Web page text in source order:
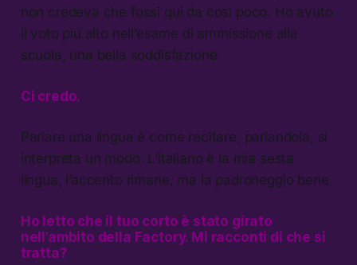
non credeva che fossi qui da così poco. Ho avuto
il voto più alto nell’esame di ammissione alla
scuola, una bella soddisfazione.
Ci credo.
Parlare una lingua è come recitare, parlandola, si
interpreta un modo. L’italiano è la mia sesta
lingua, l’accento rimane, ma la padroneggio bene.
Ho letto che il tuo corto è stato girato
nell’ambito della Factory. Mi racconti di che si
tratta?